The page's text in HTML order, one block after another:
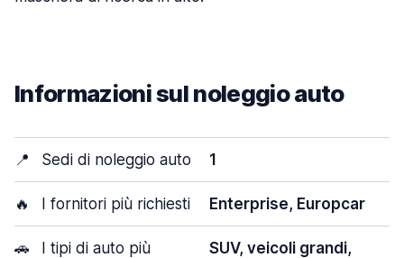
Informazioni sul noleggio auto
📍 Sedi di noleggio auto 1
🔥 I fornitori più richiesti Enterprise, Europcar
🚗
I tipi di auto più
SUV, veicoli grandi,